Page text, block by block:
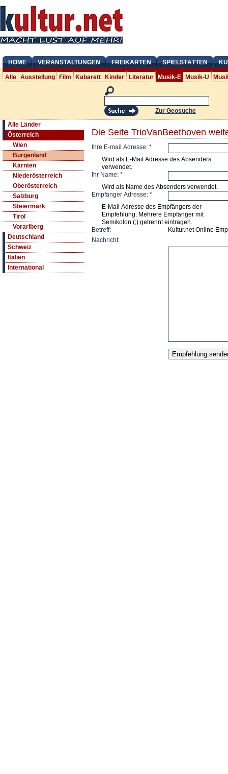
HOME VERANSTALTUNGEN FREIKARTEN SPIELSTÄTTEN
Alle Ausstellung Film Kabarett Kinder Literatur Musik-E Musik-U
Zur Geosuche
Alle Länder
Österreich
Wien
Burgenland
Kärnten
Niederösterreich
Oberösterreich
Salzburg
Steiermark
Tirol
Vorarlberg
Deutschland
Schweiz
Italien
International
Die Seite TrioVanBeethoven
Ihre E-mail Adresse: *
Wird als E-Mail Adresse des Absenders
verwendet.
Ihr Name: *
Wird als Name des Absenders verwendet.
Empfänger Adresse: *
E-Mail Adresse des Empfängers der
Empfehlung. Mehrere Empfänger mit
Semikolon (;) getrennt eintragen.
Betreff:
Kultur.net Online
Nachricht: